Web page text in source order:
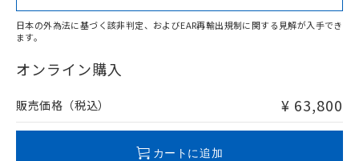
在庫等で未対応品が混在する可能性があります。
問い合わせください。
日本の外為法に基づく該非判定、およびEAR再輸出規制に関する見解が入手でき
ます。
オンライン購入
販売価格（税込） ¥ 63,800
カートに追加